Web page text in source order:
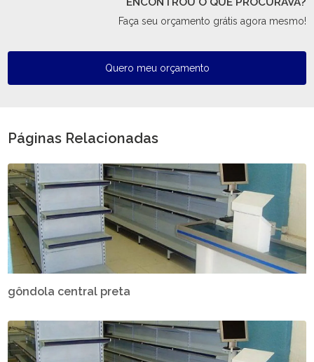
Faça seu orçamento grátis agora mesmo!
Quero meu orçamento
Páginas Relacionadas
gôndola central preta